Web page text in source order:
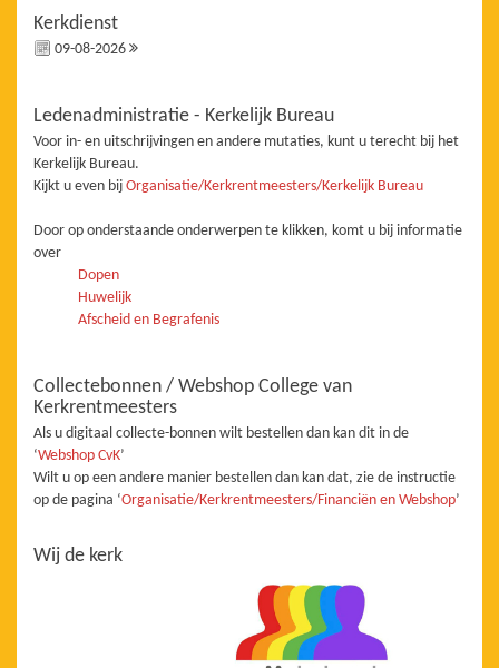
Kerkdienst
09-08-2026
Ledenadministratie - Kerkelijk Bureau
Voor in- en uitschrijvingen en andere mutaties, kunt u terecht bij het
Kerkelijk Bureau.
Kijkt u even bij Organisatie/Kerkrentmeesters/Kerkelijk Bureau
Door op onderstaande onderwerpen te klikken, komt u bij informatie
over
Dopen
Huwelijk
Afscheid en Begrafenis
Collectebonnen / Webshop College van
Kerkrentmeesters
Als u digitaal collecte-bonnen wilt bestellen dan kan dit in de
‘Webshop CvK’
Wilt u op een andere manier bestellen dan kan dat, zie de instructie
op de pagina ‘Organisatie/Kerkrentmeesters/Financiën en Webshop’
Wij de kerk